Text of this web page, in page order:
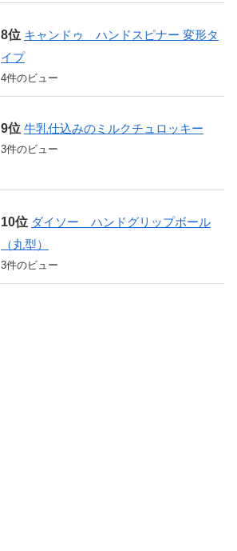
キャンドゥ ハンドスピナー 変形タ
イプ
4件のビュー
牛乳仕込みのミルクチュロッキー
3件のビュー
ダイソー ハンドグリップボール
（丸型）
3件のビュー